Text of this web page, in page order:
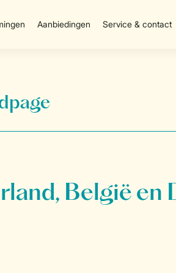
Aanbiedingen Service & contact
België en